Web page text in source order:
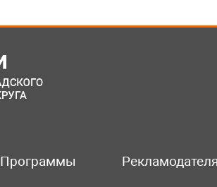
Программы